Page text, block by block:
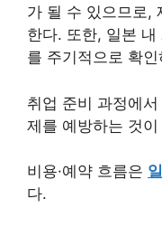
가 될 수 있으므로,
한다. 또한, 일본
를 주기적으로 확
취업 준비 과정에
제를 예방하는 것
비용·예약 흐름은
다.